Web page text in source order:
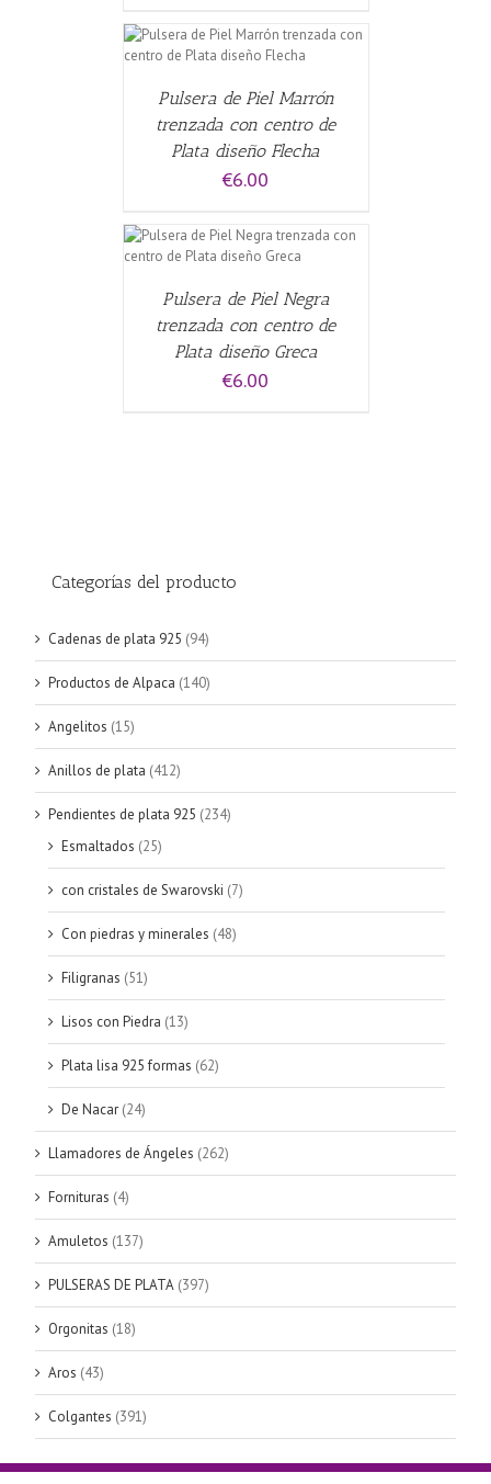
Pulsera de Piel Marrón
trenzada con centro de
Plata diseño Flecha
€6.00
Pulsera de Piel Negra
trenzada con centro de
Plata diseño Greca
€6.00
Categorías del producto
Cadenas de plata 925 (94)
Productos de Alpaca (140)
Angelitos (15)
Anillos de plata (412)
Pendientes de plata 925 (234)
Esmaltados (25)
con cristales de Swarovski (7)
Con piedras y minerales (48)
Filigranas (51)
Lisos con Piedra (13)
Plata lisa 925 formas (62)
De Nacar (24)
Llamadores de Ángeles (262)
Fornituras (4)
Amuletos (137)
PULSERAS DE PLATA (397)
Orgonitas (18)
Aros (43)
Colgantes (391)